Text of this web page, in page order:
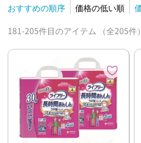
おすすめの順序 価格の低い順
181-205件目のアイテム （全205件）